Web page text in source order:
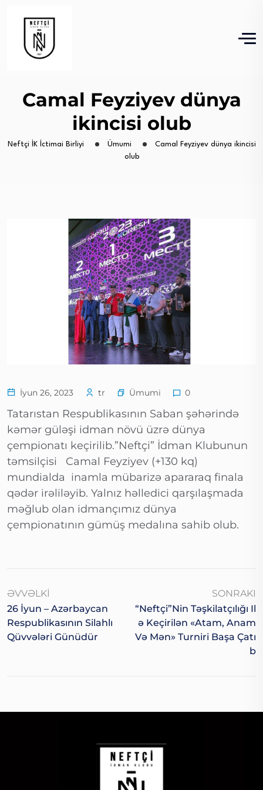
Camal Feyziyev dünya
ikincisi olub
Neftçi İK İctimai Birliyi Ümumi
Camal Feyziyev dünya ikincisi
olub
İyun 26, 2023 tr Ümumi 0
Tatarıstan Respublikasının Saban şəhərində
kəmər güləşi idman növü üzrə dünya
çempionatı keçirilib.”Neftçi” İdman Klubunun
təmsilçisi Camal Feyziyev (+130 kq)
mundialda inamla mübarizə apararaq finala
qədər irəliləyib. Yalnız həlledici qarşılaşmada
məğlub olan idmançımız dünya
çempionatının gümüş medalına sahib olub.
ƏVVƏLKI
26 İyun – Azərbaycan
Respublikasının Silahlı
Qüvvələri Günüdür
SONRAKI
“Neftçi”nin Təşkilatçılığı Il
Ə Keçirilən «Atam, Anam
Və Mən» Turniri Başa Çatı
B